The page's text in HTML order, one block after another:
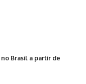
Brasil a partir de